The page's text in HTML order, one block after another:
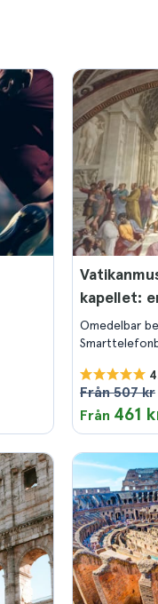
kapellet:
Omedelbar
Från 507 kr
Från 461